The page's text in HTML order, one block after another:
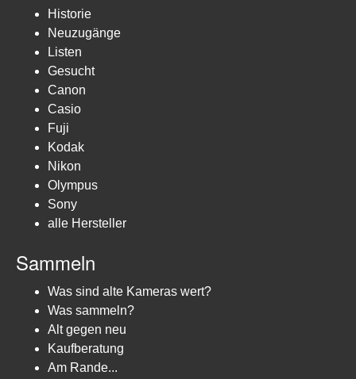
Historie
Neuzugänge
Listen
Gesucht
Canon
Casio
Fuji
Kodak
Nikon
Olympus
Sony
alle Hersteller
Sammeln
Was sind alte Kameras wert?
Was sammeln?
Alt gegen neu
Kaufberatung
Am Rande...